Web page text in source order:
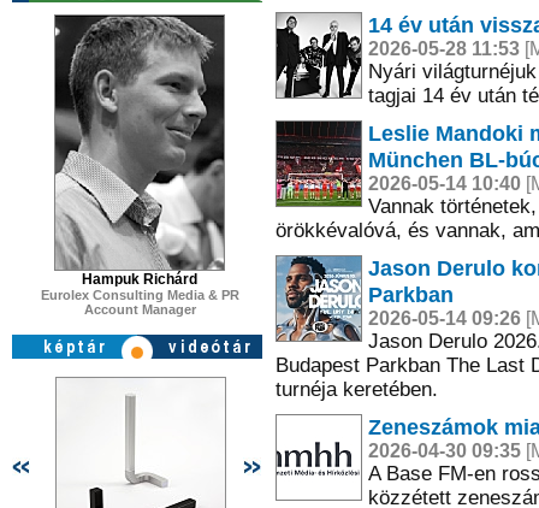
Hampuk Richárd
Eurolex Consulting Media & PR
Account Manager
14 év után
2026-05-28 11:53
Nyári
tagjai 14 év után
Leslie Mandoki
München BL-
2026-05-14 10:40
Vannak
örökkévalóvá, és vannak,
Jason Derulo
Parkban
2026-05-14 09:26
Jason Derulo
Budapest Parkban The Last
turnéja keretében.
Zeneszámok
2026-04-30 09:35
A Base FM-en
közzétett